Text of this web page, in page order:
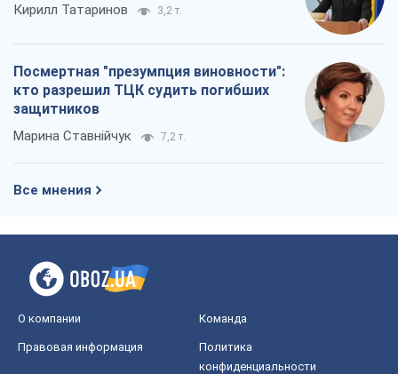
Кирилл Татаринов 3,2 т.
Посмертная "презумпция виновности":
кто разрешил ТЦК судить погибших
защитников
Марина Ставнійчук 7,2 т.
Все мнения
О компании Команда
Правовая информация
Политика
конфиденциальности